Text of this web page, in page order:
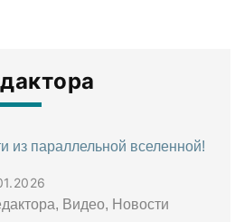
Видео, Новости